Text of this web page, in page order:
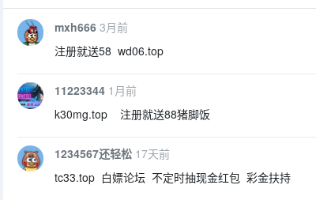
mxh666 3月前
注册就送58 wd06.top
11223344 1月前
k30mg.top 注册就送88猪脚饭
1234567还轻松 17天前
tc33.top 白嫖论坛 不定时抽现金红包 彩金扶持